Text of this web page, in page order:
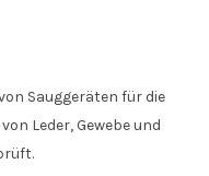
Sauggeräten für die
Leder, Gewebe und